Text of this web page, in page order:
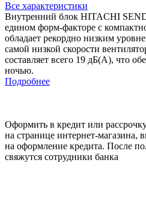
Все характеристики
Внутренний блок HITACHI
едином форм-факторе с
обладает рекордно низким
самой низкой скорости
составляет всего 19 дБ(А), что
ночью.
Подробнее
Оформить в кредит или
на странице интернет-магазина,
на оформление кредита. После
свяжутся сотрудники банка